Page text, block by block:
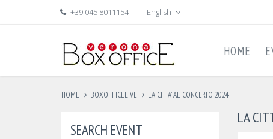
+39 045 8011154 English
HOME
HOME BOXOFFICELIVE LA CITTA' AL CONCERTO 2024
SEARCH EVENT
LA